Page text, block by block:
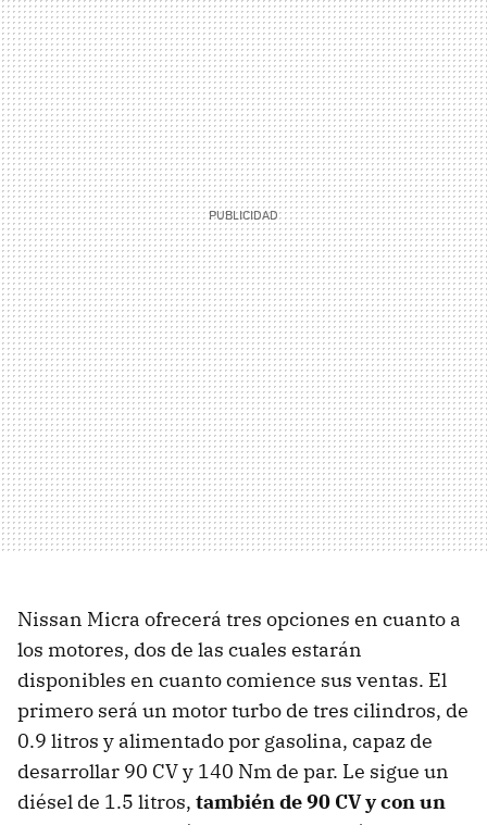
Nissan Micra ofrecerá tres opciones en cuanto a
los motores, dos de las cuales estarán
disponibles en cuanto comience sus ventas. El
primero será un motor turbo de tres cilindros, de
0.9 litros y alimentado por gasolina, capaz de
desarrollar 90 CV y 140 Nm de par. Le sigue un
diésel de 1.5 litros, también de 90 CV y con un